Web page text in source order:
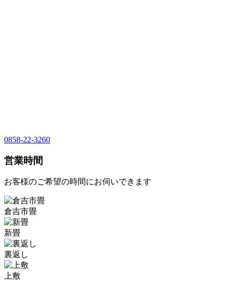
0858-22-3260
営業時間
お客様のご希望の時間にお伺いできます
倉吉市畳
新畳
裏返し
上敷